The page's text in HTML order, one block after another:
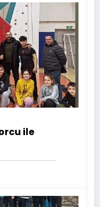
ile